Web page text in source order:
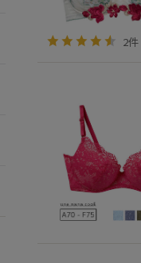
2件